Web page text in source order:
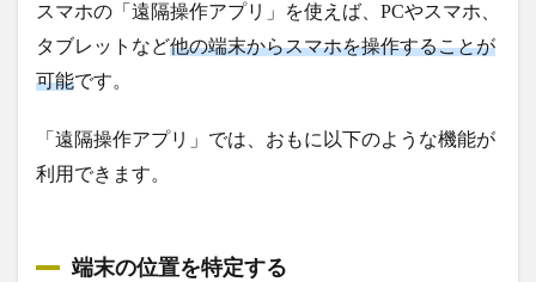
スマホの「遠隔操作アプリ」を使えば、PCやスマホ、
タブレットなど他の端末からスマホを操作することが
可能です。
「遠隔操作アプリ」では、おもに以下のような機能が
利用できます。
端末の位置を特定する